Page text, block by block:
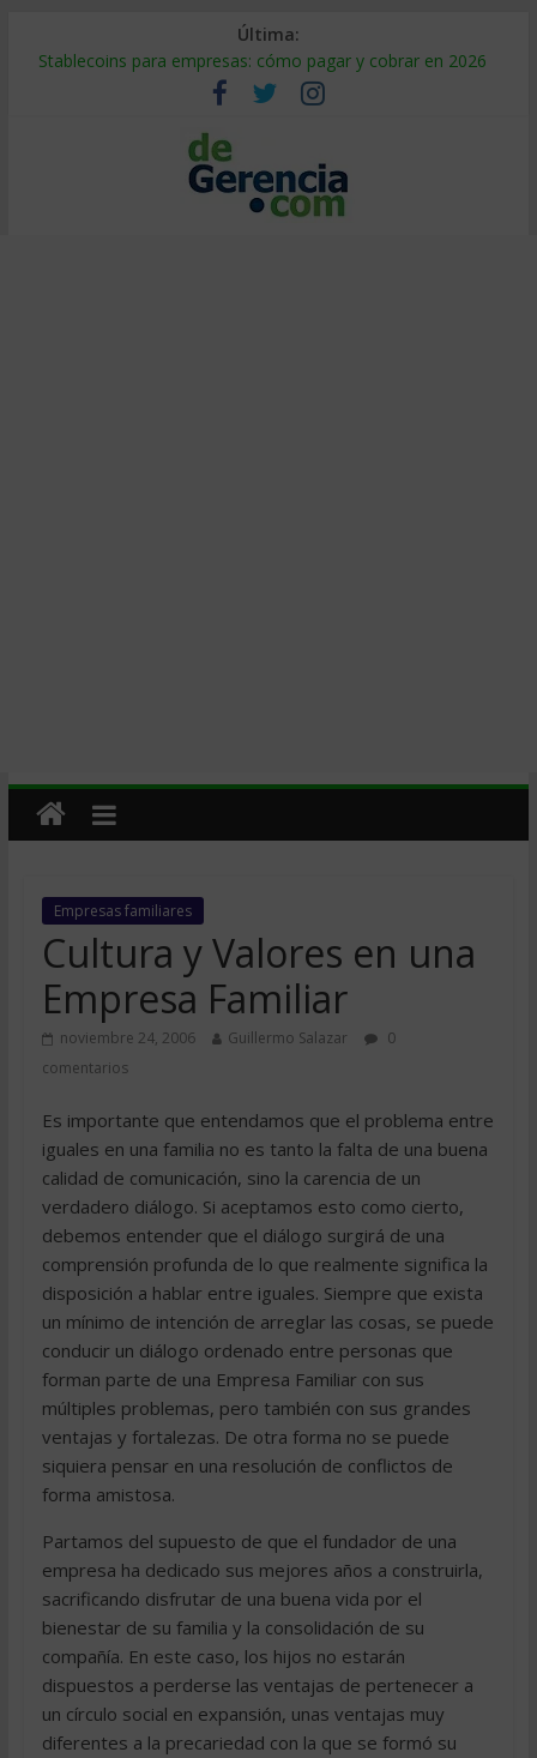
Última:
Stablecoins para empresas: cómo pagar y cobrar en 2026
Despido silencioso: qué es y por qué sale tan caro
IA en selección de personal: cómo auditarla a tiempo
Trabajo forzoso en la cadena de suministro: qué hacer
Mercado hispano de EE. UU.: cómo segmentarlo y venderle
Empresas familiares
Cultura y Valores en una
Empresa Familiar
noviembre 24, 2006 Guillermo Salazar
0
comentarios
Es importante que entendamos que el problema entre
iguales en una familia no es tanto la falta de una buena
calidad de comunicación, sino la carencia de un
verdadero diálogo. Si aceptamos esto como cierto,
debemos entender que el diálogo surgirá de una
comprensión profunda de lo que realmente significa la
disposición a hablar entre iguales. Siempre que exista
un mínimo de intención de arreglar las cosas, se puede
conducir un diálogo ordenado entre personas que
forman parte de una Empresa Familiar con sus
múltiples problemas, pero también con sus grandes
ventajas y fortalezas. De otra forma no se puede
siquiera pensar en una resolución de conflictos de
forma amistosa.
Partamos del supuesto de que el fundador de una
empresa ha dedicado sus mejores años a construirla,
sacrificando disfrutar de una buena vida por el
bienestar de su familia y la consolidación de su
compañía. En este caso, los hijos no estarán
dispuestos a perderse las ventajas de pertenecer a
un círculo social en expansión, unas ventajas muy
diferentes a la precariedad con la que se formó su